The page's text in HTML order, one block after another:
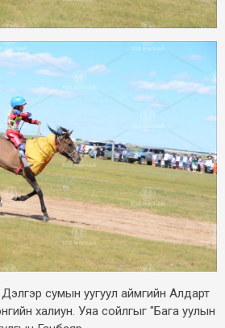
сумын уугуул аймгийн Алдарт
халиун. Уяа сойлгыг "Бага уулын